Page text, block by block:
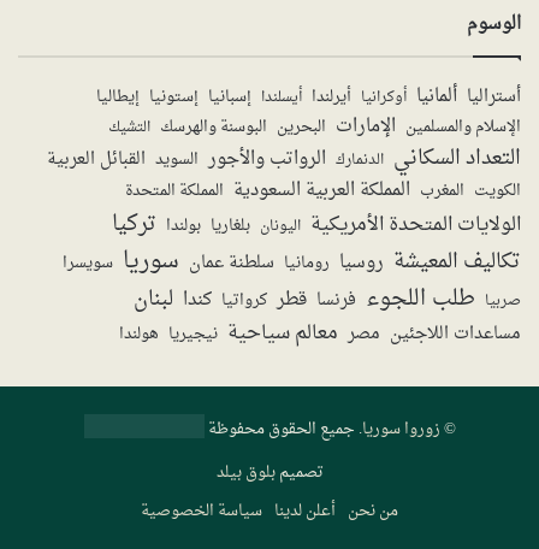
الوسوم
أستراليا ألمانيا أوكرانيا أيرلندا أيسلندا إسبانيا إستونيا إيطاليا
الإسلام والمسلمين الإمارات البحرين البوسنة والهرسك التشيك
التعداد السكاني الدنمارك الرواتب والأجور السويد القبائل العربية
الكويت المغرب المملكة العربية السعودية المملكة المتحدة
الولايات المتحدة الأمريكية اليونان بلغاريا بولندا تركيا
تكاليف المعيشة روسيا رومانيا سلطنة عمان سوريا سويسرا
صربيا طلب اللجوء فرنسا قطر كرواتيا كندا لبنان
مساعدات اللاجئين مصر معالم سياحية نيجيريا هولندا
©زوروا سوريا. جميع الحقوق محفوظة
تصميمبلوق بيلد
من نحن أعلن لدينا سياسة الخصوصية